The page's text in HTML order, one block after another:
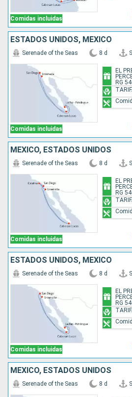
Comidas incluidas
ESTADOS UNIDOS, MÉXICO
Comidas incluidas
Serenade of the Seas 8 d
EL
RG
MÉXICO, ESTADOS UNIDOS
Comidas incluidas
Serenade of the Seas 8 d
EL
RG
ESTADOS UNIDOS, MÉXICO
Comidas incluidas
Serenade of the Seas 8 d
EL
RG
MÉXICO, ESTADOS UNIDOS
Serenade of the Seas 8 d